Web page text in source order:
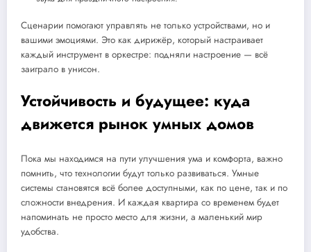
Сценарии помогают управлять не только устройствами, но и
вашими эмоциями. Это как дирижёр, который настраивает
каждый инструмент в оркестре: подняли настроение — всё
заиграло в унисон.
Устойчивость и будущее: куда
движется рынок умных домов
Пока мы находимся на пути улучшения ума и комфорта, важно
помнить, что технологии будут только развиваться. Умные
системы становятся всё более доступными, как по цене, так и по
сложности внедрения. И каждая квартира со временем будет
напоминать не просто место для жизни, а маленький мир
удобства.